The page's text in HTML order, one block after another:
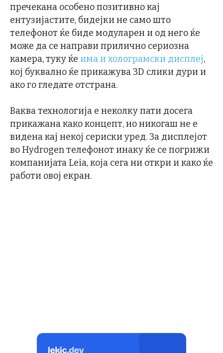
пречекана особено позитивно кај
ентузијастите, бидејки не само што
телефонот ќе биде модуларен и од него ќе
може да се направи прилично сериозна
камера, туку ќе има и холограмски дисплеј,
кој буквално ќе прикажува 3D слики дури и
ако го гледате отстрана.
Ваква технологија е неколку пати досега
прикажана како концепт, но никогаш не е
видена кај некој сериски уред. За дисплејот
во Hydrogen телефонот инаку ќе се погрижи
компанијата Leia, која сега ни откри и како ќе
работи овој екран.